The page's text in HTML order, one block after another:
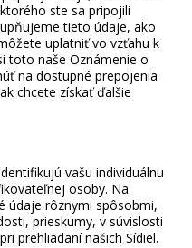
ste sa pripojili
tieto údaje, ako
uplatniť vo vzťahu k
toto naše Oznámenie o
na dostupné prepojenia
chcete získať ďalšie
vašu individuálnu
osoby. Na
údaje rôznymi spôsobmi,
prieskumy, v súvislosti
prehliadaní našich Sídiel.